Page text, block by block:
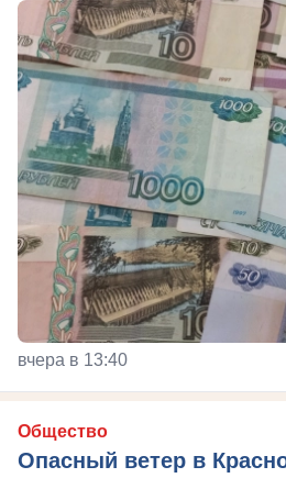
вчера в 13:40
Общество
Опасный ветер в